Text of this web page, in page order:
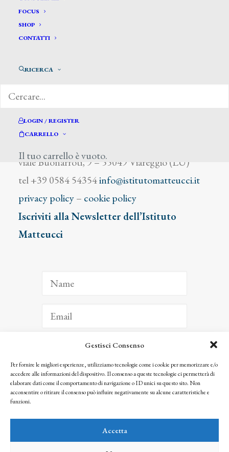
Gestisci Consenso
Per fornire le migliori esperienze, utilizziamo tecnologie come i cookie per memorizzare e/o
accedere alle informazioni del dispositivo. Il consenso a queste tecnologie ci permetterà di
elaborare dati come il comportamento di navigazione o ID unici su questo sito. Non
acconsentire o ritirare il consenso può influire negativamente su alcune caratteristiche e
funzioni.
Accetta
FOCUS
SHOP
CONTATTI
RICERCA
LOGIN / REGISTER
CARRELLO
Il tuo carrello è vuoto.
viale Buonarroti, 9 – 55049 Viareggio (LU)
tel +39 0584 54354info@istitutomatteucci.it
privacy policy– cookie policy
Iscriviti alla Newsletter dell’Istituto
Matteucci
ISCRIVITI
Facendo clic per iscriverti, riconosci che le tue informazioni saranno trattate
seguendo la nostra Privacy Policy
© 2025 Istituto Matteucci. All right reserved
l’autorizzazione scritta dei proprietari dei diritti e dell’Istituto Matteucci